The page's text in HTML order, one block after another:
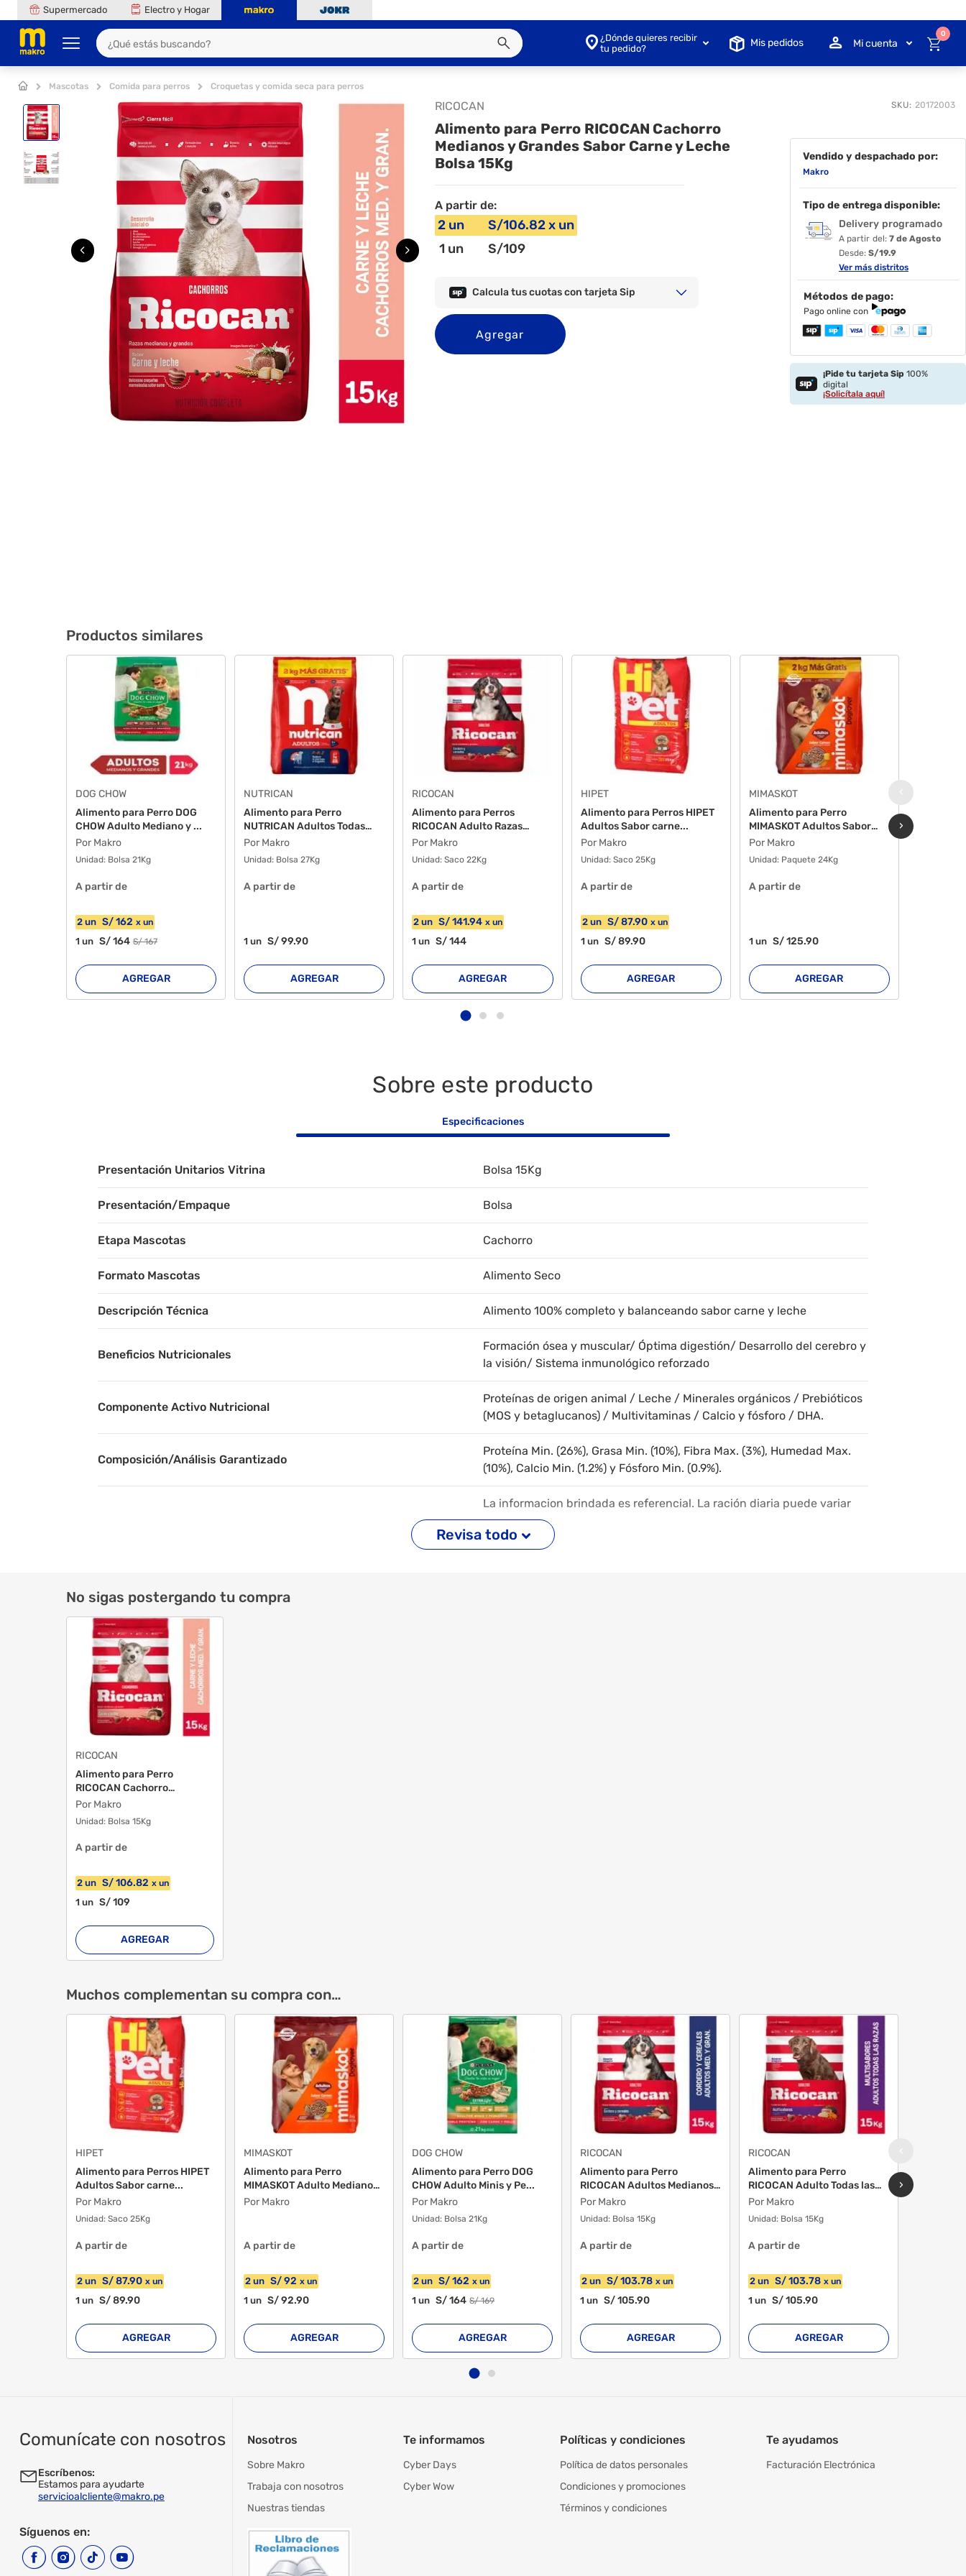
Supermercado Electro y Hogar
¿Dónde quieres recibir
tu pedido?
Mis pedidos Mi cuenta
0
Mascotas Comida para perros Croquetas y comida seca para perros
RICOCAN SKU: 20172003
Alimento para Perro RICOCAN Cachorro
Medianos y Grandes Sabor Carne y Leche
Bolsa 15Kg
A partir de:
2 un S/106.82x un
1 un S/109
Calcula tus cuotas con tarjeta Sip
Agregar
Vendido y despachado por:
Makro
Tipo de entrega disponible:
Delivery programado
A partir del: 7 de Agosto
Desde:S/19.9
Ver más distritos
Métodos de pago:
Pago online con
¡Pide tu tarjeta Sip 100%
digital
¡Solicítala aquí!
Productos similares
DOG CHOW
Alimento para Perro DOG
CHOW Adulto Mediano y ...
Por Makro
Unidad: Bolsa 21Kg
A partir de
2 un S/162 x un
1 un S/164 S/167
AGREGAR
NUTRICAN
Alimento para Perro
NUTRICAN Adultos Todas
las...
Por Makro
Unidad: Bolsa 27Kg
A partir de
1un S/99.90
AGREGAR
RICOCAN
Alimento para Perros
RICOCAN Adulto Razas
medi...
Por Makro
Unidad:Saco 22Kg
A partir de
2 un S/141.94 xun
1un S/144
AGREGAR
HIPET
Alimento para Perros HIPET
Adultos Sabor carne...
Por Makro
Unidad: Saco 25Kg
A partir de
2 un S/87.90 x un
1 un S/89.90
AGREGAR
MIMASKOT
Alimento para Perro
MIMASKOT Adultos Sabor
Car...
Por Makro
Unidad: Paquete 24Kg
A partir de
1 un S/125.90
AGREGAR
›
Sobre este producto
Especificaciones
Presentación Unitarios Vitrina Bolsa 15Kg
Presentación/Empaque Bolsa
Etapa Mascotas Cachorro
Formato Mascotas Alimento Seco
Descripción Técnica Alimento 100% completo y balanceando sabor carne y leche
Beneficios Nutricionales
Formación ósea y muscular/ Óptima digestión/ Desarrollo del cerebro y
la visión/ Sistema inmunológico reforzado
Componente Activo Nutricional
Proteínas de origen animal / Leche / Minerales orgánicos / Prebióticos
(MOS y betaglucanos) / Multivitaminas / Calcio y fósforo / DHA.
Composición/Análisis Garantizado
Proteína Min. (26%), Grasa Min. (10%), Fibra Max. (3%), Humedad Max.
(10%), Calcio Min. (1.2%) y Fósforo Min. (0.9%).
La informacion brindada es referencial. La ración diaria puede variar
dependiendo de la edad y peso de tu mascota. Hasta 2.5kg de peso:
1/2 a 1 taza Más de 2.5kg de peso: 1 a 2 tazas *Una taza equivale a
Sabor
Tamaño De La Raza
Advertencias De Almacenamiento
Contenido Neto
Advertencias De Consumo
Revisa todo
No sigas postergando tu compra
RICOCAN
Alimento para Perro
RICOCAN Cachorro
Medianos ...
Por Makro
Unidad: Bolsa 15Kg
A partir de
2 un S/106.82 x un
1 un S/109
AGREGAR
Muchos complementan su compra con…
HIPET
Alimento para Perros HIPET
Adultos Sabor carne...
Por Makro
Unidad: Saco 25Kg
A partir de
2 un S/87.90 x un
1 un S/89.90
AGREGAR
MIMASKOT
Alimento para Perro
MIMASKOT Adulto Medianos
y...
Por Makro
A partir de
2 un S/92 x un
1 un S/92.90
AGREGAR
DOG CHOW
Alimento para Perro DOG
CHOW Adulto Minis y Pe...
Por Makro
Unidad: Bolsa 21Kg
A partir de
2 un S/162 x un
1 un S/164 S/169
AGREGAR
RICOCAN
Alimento para Perro
RICOCAN Adultos Medianos
y...
Por Makro
Unidad: Bolsa 15Kg
A partir de
2 un S/103.78 x un
1 un S/105.90
AGREGAR
RICOCAN
Alimento para Perro
RICOCAN Adulto Todas las
R...
Por Makro
Unidad: Bolsa 15Kg
A partir de
2 un S/103.78 x un
1 un S/105.90
AGREGAR
›
Comunícate con nosotros
Escríbenos:
Estamos para ayudarte
servicioalcliente@makro.pe
Síguenos en:
Nosotros
Sobre Makro
Trabaja con nosotros
Nuestras tiendas
Te informamos
Cyber Days
Cyber Wow
Políticas y condiciones
Política de datos personales
Condiciones y promociones
Términos y condiciones
Te ayudamos
Facturación Electrónica